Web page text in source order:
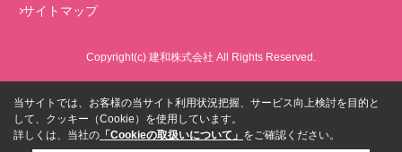
サイトマップ
Copyright(c) 建和株式会社 All Rights Reserved.
当サイトでは、お客様の当サイト利用状況把握、サービス向上検討を目的と
して、クッキー（Cookie）を使用しています。
詳しくは、当社の 「Cookieの取扱いについて」 をご確認ください。